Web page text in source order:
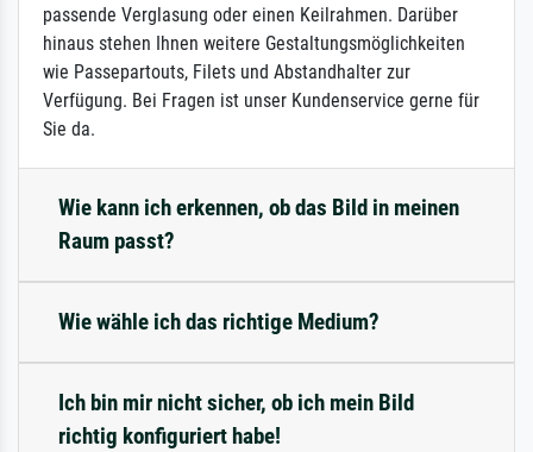
passende Verglasung oder einen Keilrahmen. Darüber
hinaus stehen Ihnen weitere Gestaltungsmöglichkeiten
wie Passepartouts, Filets und Abstandhalter zur
Verfügung. Bei Fragen ist unser Kundenservice gerne für
Sie da.
Wie kann ich erkennen, ob das Bild in meinen
Raum passt?
Wie wähle ich das richtige Medium?
Ich bin mir nicht sicher, ob ich mein Bild
richtig konfiguriert habe!